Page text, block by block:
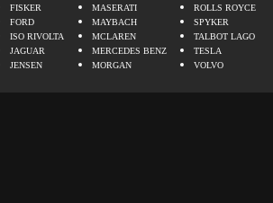
FISKER
FORD
ISO RIVOLTA
JAGUAR
JENSEN
MASERATI
MAYBACH
MCLAREN
MERCEDES BENZ
MORGAN
ROLLS ROYCE
SPYKER
TALBOT LAGO
TESLA
VOLVO